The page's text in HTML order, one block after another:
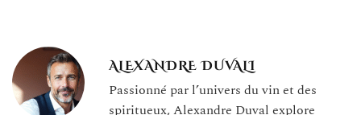
ALEXANDRE DUVALI
Passionné par l’univers du vin et des
spiritueux, Alexandre Duval explore